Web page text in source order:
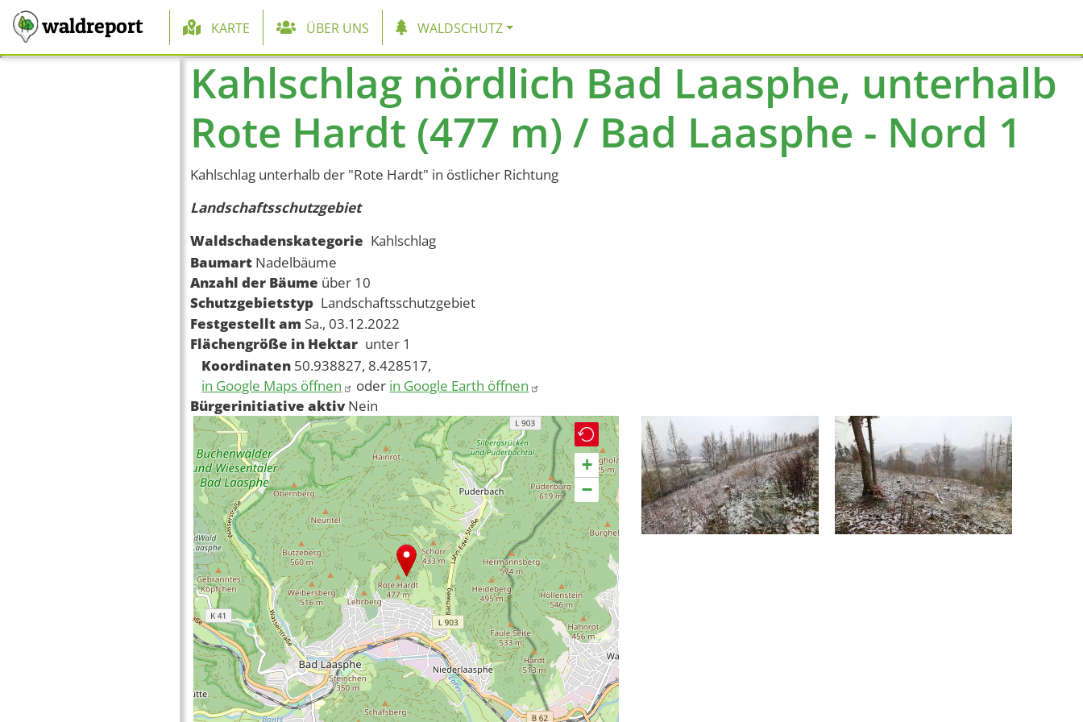
waldreport Hauptnavigation
KARTE ÜBER UNS WALDSCHUTZ
Kahlschlag nördlich Bad Laasphe, unterhalb
Rote Hardt (477 m) / Bad Laasphe - Nord 1
Kahlschlag unterhalb der "Rote Hardt" in östlicher Richtung
Landschaftsschutzgebiet
Waldschadenskategorie Kahlschlag
Baumart Nadelbäume
Anzahl der Bäume über 10
Schutzgebietstyp Landschaftsschutzgebiet
Festgestellt am Sa., 03.12.2022
Flächengröße in Hektar unter 1
Koordinaten 50.938827, 8.428517,
in Google Maps öffnen
oder in Google Earth öffnen
Bürgerinitiative aktiv Nein
+
−